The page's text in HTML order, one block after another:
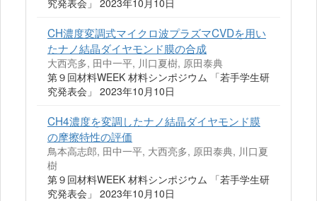
究発表会」 2023年10月10日
CH濃度変調式マイクロ波プラズマCVDを用い
たナノ結晶ダイヤモンド膜の合成
大西亮多, 田中一平, 川口夏樹, 原田泰典
第９回材料WEEK 材料シンポジウム 「若手学生研
究発表会」 2023年10月10日
CH4濃度を変調したナノ結晶ダイヤモンド膜
の摩擦特性の評価
鳥本高志郎, 田中一平, 大西亮多, 原田泰典, 川口夏
樹
第９回材料WEEK 材料シンポジウム 「若手学生研
究発表会」 2023年10月10日